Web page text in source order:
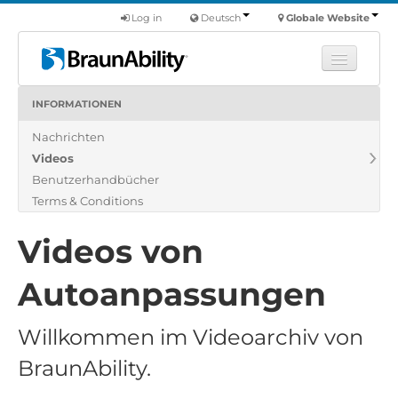
Globale Website
Deutsch
Log in
Produkte
Über uns
Finde einen Händler
INFORMATIONEN
Nachrichten
Videos
Benutzerhandbücher
Terms & Conditions
Videos von
Autoanpassungen
Willkommen im Videoarchiv von
BraunAbility.